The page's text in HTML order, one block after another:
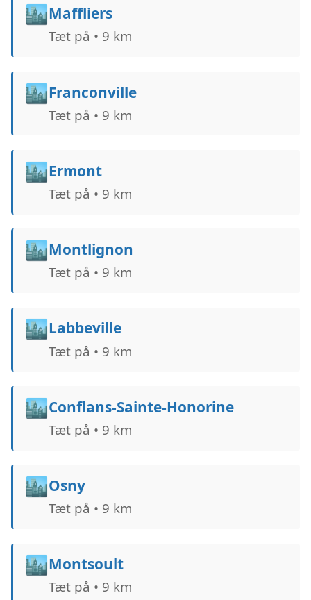
🏙️Maffliers
Tæt på • 9 km
🏙️Franconville
Tæt på • 9 km
🏙️Ermont
Tæt på • 9 km
🏙️Montlignon
Tæt på • 9 km
🏙️Labbeville
Tæt på • 9 km
🏙️Conflans-Sainte-Honorine
Tæt på • 9 km
🏙️Osny
Tæt på • 9 km
🏙️Montsoult
Tæt på • 9 km